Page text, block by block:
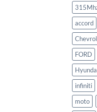
accord
FORD
infiniti
moto